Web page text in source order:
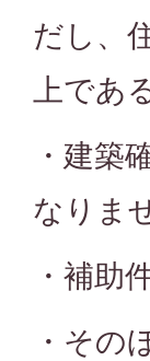
だし、
上であ
・建築
なりま
・補助
・その